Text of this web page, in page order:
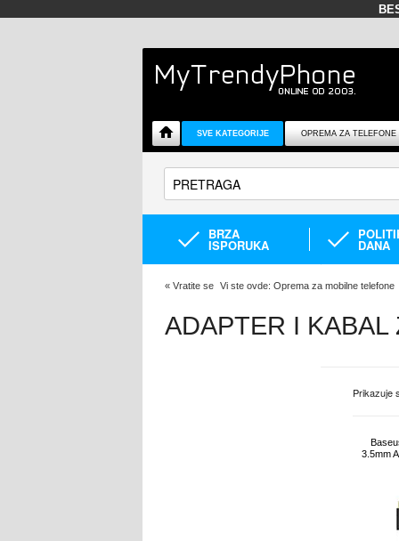
SVE KATEGORIJE OPREMA ZA TELEFONE
BRZA
ISPORUKA DANA
« Vratite se Vi ste ovde: Oprema za mobilne telefone
ADAPTER I KABAL
Prikazuje
3.5mm